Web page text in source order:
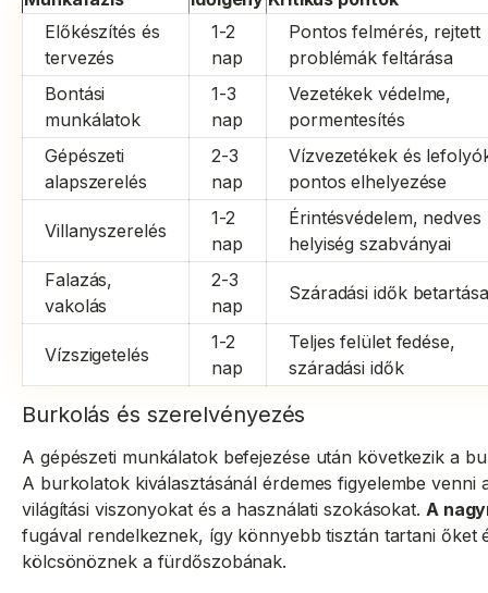
Előkészítés és
tervezés
1-2
nap
Pontos felmérés, rejtett
problémák feltárása
Bontási
munkálatok
1-3
nap
Vezetékek védelme,
pormentesítés
Gépészeti
alapszerelés
2-3
nap
Vízvezetékek és
pontos elhelyezése
Villanyszerelés
1-2
nap
Érintésvédelem, nedves
helyiség szabványai
Falazás,
vakolás
2-3
nap
Száradási idők betartása
Vízszigetelés
1-2
nap
Teljes felület fedése,
száradási idők
Burkolás és szerelvényezés
A gépészeti munkálatok befejezése után következik a
A burkolatok kiválasztásánál érdemes figyelembe venni
világítási viszonyokat és a használati szokásokat. A
fugával rendelkeznek, így könnyebb tisztán tartani őket
kölcsönöznek a fürdőszobának.